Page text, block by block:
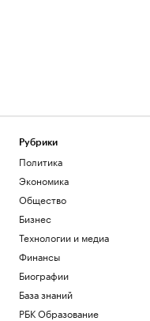
Рубрики
Политика
Экономика
Общество
Бизнес
Технологии и медиа
Финансы
Биографии
База знаний
РБК Образование